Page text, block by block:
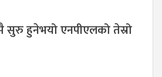
सुरु हुनेभयो एनपीएलको तेस्रो